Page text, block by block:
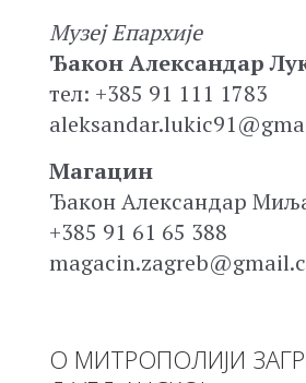
Музеј Епархије
Ђакон Александар
тел: +385 91 111 1783
Магацин
Ђакон Александар
+385 91 61 65 388
О МИТРОПОЛИЈИ